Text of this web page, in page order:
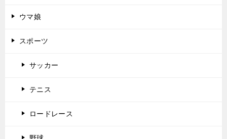
ウマ娘
スポーツ
サッカー
テニス
ロードレース